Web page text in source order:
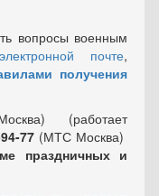
вопросы военным
электронной почте,
получения
(работает
77 (МТС Москва)
праздничных и